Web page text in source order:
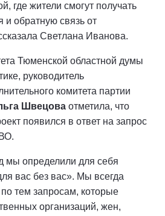
где жители смогут получать
и обратную связь от
Светлана Иванова.
Тюменской областной думы
руководитель
комитета партии
Швецова отметила, что
появился в ответ на запрос
мы определили для себя
вас без вас». Мы всегда
тем запросам, которые
организаций, жен,